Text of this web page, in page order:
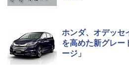
ホンダ、オデッセ
を高めた新グレー
ージ」